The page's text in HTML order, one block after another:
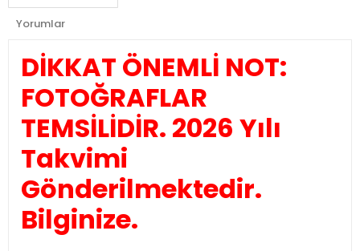
Yorumlar
DİKKAT ÖNEMLİ NOT:
FOTOĞRAFLAR
TEMSİLİDİR. 2026 Yılı
Takvimi
Gönderilmektedir.
Bilginize.